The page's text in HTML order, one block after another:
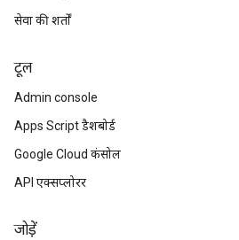
सेवा की शर्तों
टूल
Admin console
Apps Script डैशबोर्ड
Google Cloud कंसोल
API एक्सप्लोरर
जोड़ें